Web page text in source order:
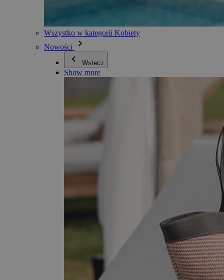
Wszystko w kategorii Kobiety
Nowości
Wstecz
Show more